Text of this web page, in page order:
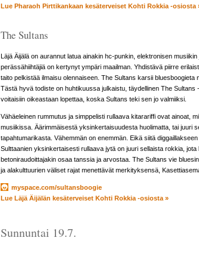
Lue Pharaoh Pirttikankaan kesäterveiset Kohti Rokkia -osiosta
The Sultans
Läjä Äijälä on aurannut latua ainakin hc-punkin, elektronisen
perässähiihtäjiä on kertynyt ympäri maailman. Yhdistävä piirre
taito pelkistää ilmaisu olennaiseen. The Sultans karsii bluesboogieta
Tästä hyvä todiste on huhtikuussa julkaistu, täydellinen The
voitaisiin oikeastaan lopettaa, koska Sultans teki sen jo valmiiksi.
Vähäeleinen rummutus ja simppelisti rullaava kitarariffi ovat ainoat,
musiikissa. Äärimmäisestä yksinkertaisuudesta huolimatta, tai juuri
tapahtumarikasta. Vähemmän on enemmän. Eikä siitä
Sulttaanien yksinkertaisesti rullaava jytä on juuri sellaista rokkia,
betoniraudoittajakin osaa tanssia ja arvostaa. The Sultans vie
ja alakulttuurien väliset rajat menettävät merkityksensä,
myspace.com/sultansboogie
Lue Läjä Äijälän kesäterveiset Kohti Rokkia -osiosta »
Sunnuntai 19.7.